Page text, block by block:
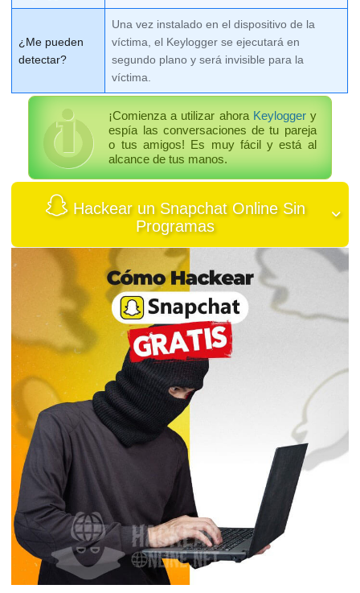
¿Me pueden
detectar?
Una vez instalado en el dispositivo de la
víctima, el Keylogger se ejecutará en
segundo plano y será invisible para la
víctima.
¡Comienza a utilizar ahora Keyloggery
espía las conversaciones de tu pareja
o tus amigos! Es muy fácil y está al
alcance de tus manos.
Hackear un Snapchat Online Sin
Programas